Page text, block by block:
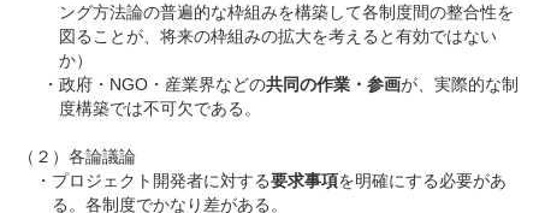
ング方法論の普遍的な枠組みを構築して各制度間の整合性を
図ることが、将来の枠組みの拡大を考えると有効ではない
か）
・ 政府・NGO・産業界などの共同の作業・参画が、実際的な制
度構築では不可欠である。
（２）各論議論
・ プロジェクト開発者に対する要求事項を明確にする必要があ
る。各制度でかなり差がある。